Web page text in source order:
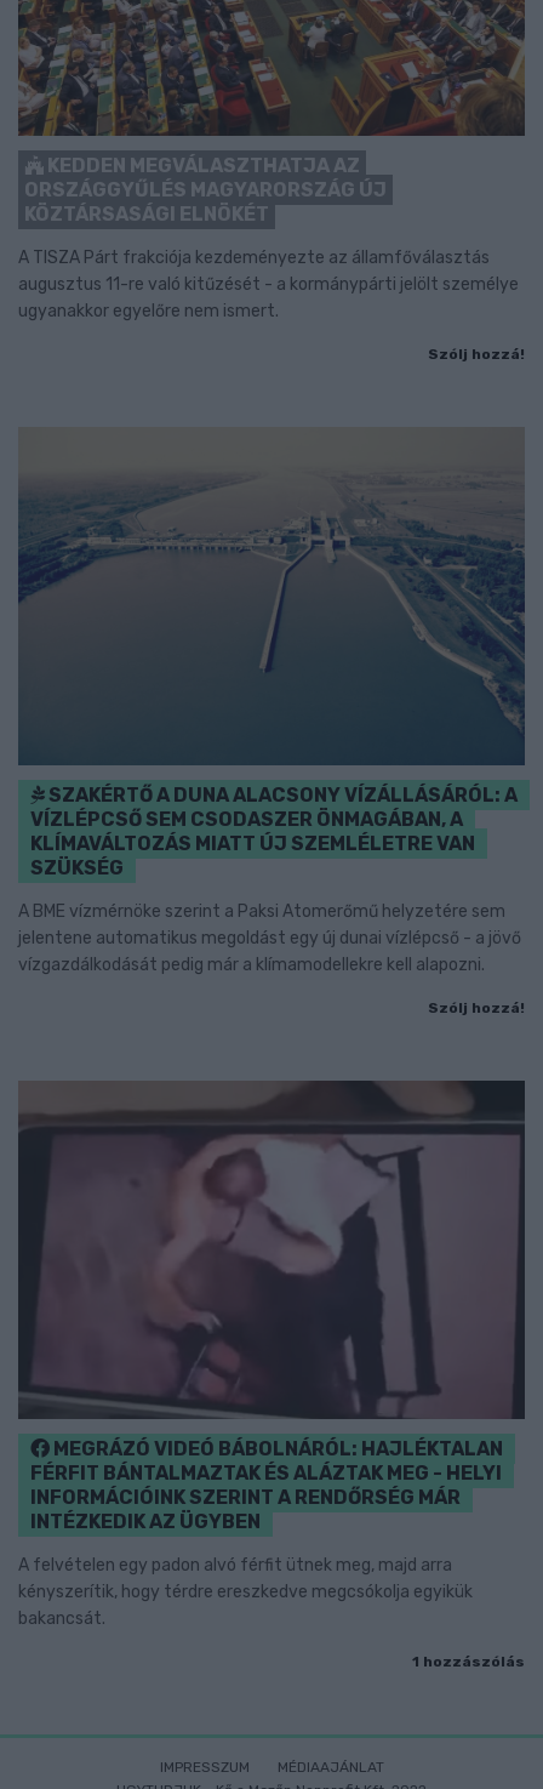
KEDDEN MEGVÁLASZTHATJA AZ
ORSZÁGGYŰLÉS MAGYARORSZÁG ÚJ
KÖZTÁRSASÁGI ELNÖKÉT
A TISZA Párt frakciója kezdeményezte az államfőválasztás
augusztus 11-re való kitűzését - a kormánypárti jelölt személye
ugyanakkor egyelőre nem ismert.
Szólj hozzá!
SZAKÉRTŐ A DUNA ALACSONY VÍZÁLLÁSÁRÓL: A
VÍZLÉPCSŐ SEM CSODASZER ÖNMAGÁBAN, A
KLÍMAVÁLTOZÁS MIATT ÚJ SZEMLÉLETRE VAN
SZÜKSÉG
A BME vízmérnöke szerint a Paksi Atomerőmű helyzetére sem
jelentene automatikus megoldást egy új dunai vízlépcső - a jövő
vízgazdálkodását pedig már a klímamodellekre kell alapozni.
Szólj hozzá!
MEGRÁZÓ VIDEÓ BÁBOLNÁRÓL: HAJLÉKTALAN
FÉRFIT BÁNTALMAZTAK ÉS ALÁZTAK MEG - HELYI
INFORMÁCIÓINK SZERINT A RENDŐRSÉG MÁR
INTÉZKEDIK AZ ÜGYBEN
A felvételen egy padon alvó férfit ütnek meg, majd arra
kényszerítik, hogy térdre ereszkedve megcsókolja egyikük
bakancsát.
1 hozzászólás
IMPRESSZUM
MÉDIAAJÁNLAT